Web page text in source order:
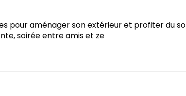
pour aménager son extérieur et profiter du
soirée entre amis et ze